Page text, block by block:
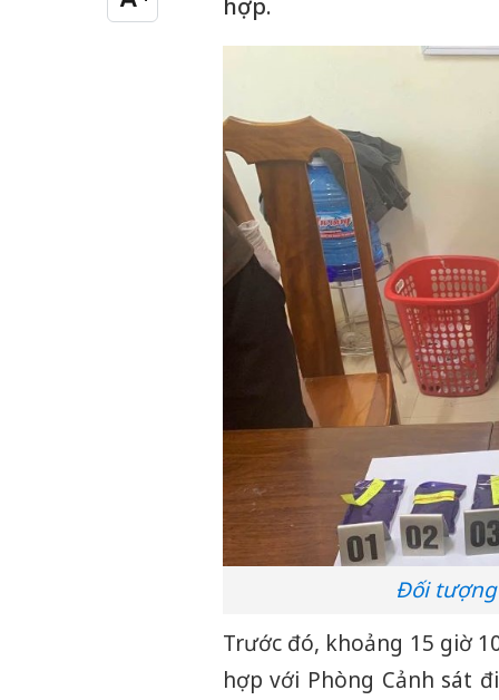
Cỡ chữ lớnhợp.
Đối
Trước đó, khoảng 15 giờ
hợp với Phòng Cảnh sát